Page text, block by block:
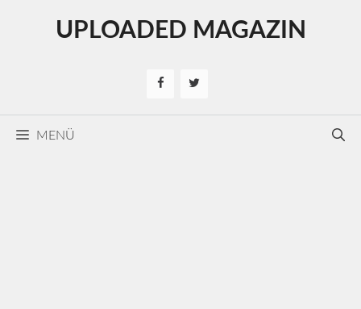
UPLOADED MAGAZIN
MENÜ